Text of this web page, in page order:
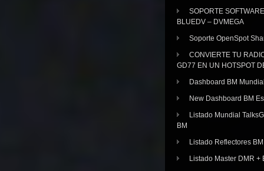
SOPORTE SOFTWARE
BLUEDV – DVMEGA
Soporte OpenSpot
CONVIERTE TU
GD77 EN UN HOTSPOT
Dashboard BM
New Dashboard BM
Listado Mundial
BM
Listado Reflectores BM
Listado Master DMR +